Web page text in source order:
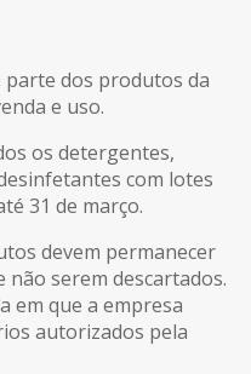
parte dos produtos da
e uso.
os detergentes,
com lotes
31 de março.
devem permanecer
não serem descartados.
em que a empresa
autorizados pela